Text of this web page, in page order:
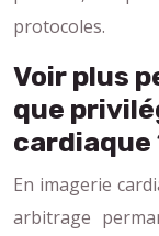
protocoles.
Voir plus
que
cardiaque
En imagerie
arbitrage